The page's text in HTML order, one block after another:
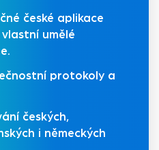
české aplikace
umělé
protokoly a
českých,
i německých